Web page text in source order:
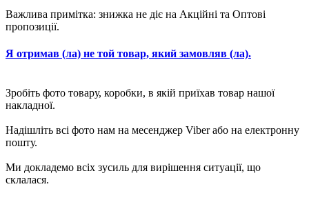
Важлива примітка: знижка не діє на Акційні та Оптові
пропозиції.
Я отримав (ла) не той товар, який замовляв (ла).
Зробіть фото товару, коробки, в якій приїхав товар нашої
накладної.
Надішліть всі фото нам на месенджер Viber або на електронну
пошту.
Ми докладемо всіх зусиль для вирішення ситуації, що
склалася.